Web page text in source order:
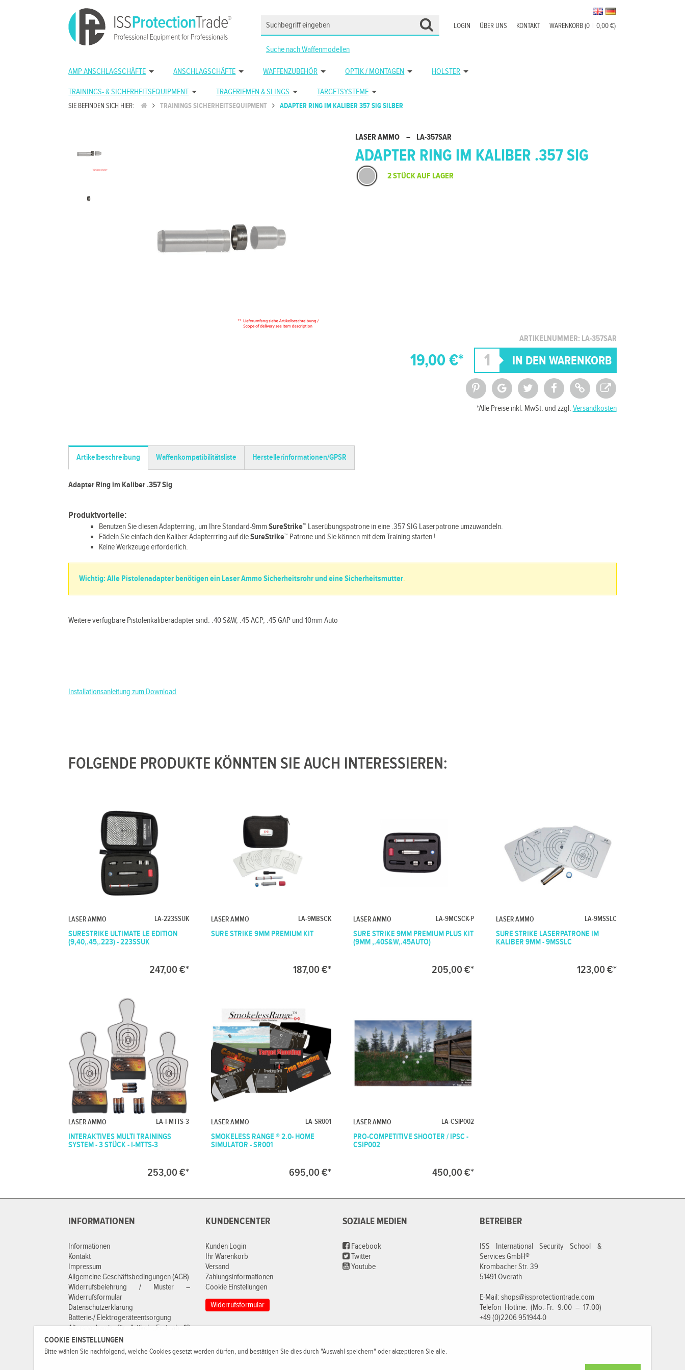
COOKIE EINSTELLUNGEN
Bitte wählen Sie nachfolgend, welche Cookies gesetzt werden dürfen, und bestätigen Sie dies durch "Auswahl speichern" oder akzeptieren Sie alle.
WARENKORB (0 | 0,00 €)
KONTAKT
ÜBER UNS
LOGIN
Suche nach Waffenmodellen
AMP ANSCHLAGSCHÄFTE ANSCHLAGSCHÄFTE WAFFENZUBEHÖR OPTIK / MONTAGEN HOLSTER
TRAININGS- & SICHERHEITSEQUIPMENT TRAGERIEMEN & SLINGS TARGETSYSTEME
SIE BEFINDEN SICH HIER: TRAININGS SICHERHEITSEQUIPMENT ADAPTER RING IM KALIBER 357 SIG SILBER
LASER AMMO – LA-357SAR
ADAPTER RING IM KALIBER .357 SIG
ARTIKELNUMMER: LA-357SAR
2 STÜCK AUF LAGER
19,00 €*
*Alle Preise inkl. MwSt. und zzgl. Versandkosten
Artikelbeschreibung Waffenkompatibilitätsliste Herstellerinformationen/GPSR
Adapter Ring im Kaliber .357 Sig
Produktvorteile:
Benutzen Sie diesen Adapterring, um Ihre Standard-9mmSureStrike™ Laserübungspatrone in eine .357 SIG Laserpatrone umzuwandeln.
Fädeln Sie einfach den Kaliber Adapterrring auf dieSureStrike™ Patrone und Sie können mit dem Training starten !
Keine Werkzeuge erforderlich.
Wichtig: Alle Pistolenadapter benötigen ein Laser Ammo Sicherheitsrohr und eine Sicherheitsmutter.
Weitere verfügbare Pistolenkaliberadapter sind: .40 S&W, .45 ACP, .45 GAP und 10mm Auto
Installationsanleitung zum Download
FOLGENDE PRODUKTE KÖNNTEN SIE AUCH INTERESSIEREN:
LASER AMMO LA-223SSUK
SURESTRIKE ULTIMATE LE EDITION
(9,40,.45,.223) - 223SSUK
247,00 €*
LASER AMMO LA-9MBSCK
SURE STRIKE 9MM PREMIUM KIT
187,00 €*
LASER AMMO LA-9MCSCK-P
SURE STRIKE 9MM PREMIUM PLUS KIT
(9MM ,.40S&W,.45AUTO)
205,00 €*
LASER AMMO LA-9MSSLC
SURE STRIKE LASERPATRONE IM
KALIBER 9MM - 9MSSLC
123,00 €*
LASER AMMO LA-I-MTTS-3
INTERAKTIVES MULTI TRAININGS
SYSTEM - 3 STÜCK - I-MTTS-3
253,00 €*
LASER AMMO LA-SR001
SMOKELESS RANGE ® 2.0- HOME
SIMULATOR - SR001
695,00 €*
LASER AMMO LA-CSIP002
PRO-COMPETITIVE SHOOTER / IPSC -
CSIP002
450,00 €*
INFORMATIONEN
Informationen
Kontakt
Impressum
Allgemeine Geschäftsbedingungen (AGB)
Widerrufsbelehrung / Muster –
Widerrufsformular
Datenschutzerklärung
Batterie-/ Elektrogeräteentsorgung
Altersnachweis für Artikel „Frei ab 18
Jahren“
KUNDENCENTER
Kunden Login
Ihr Warenkorb
Versand
Zahlungsinformationen
Cookie Einstellungen
Widerrufsformular
SOZIALE MEDIEN
Facebook
Twitter
Youtube
BETREIBER
ISS International Security School &
Services GmbH®
Krombacher Str. 39
51491 Overath
E-Mail: shops@issprotectiontrade.com
Telefon Hotline: (Mo.-Fr. 9:00 – 17:00)
+49 (0)2206 951944-0